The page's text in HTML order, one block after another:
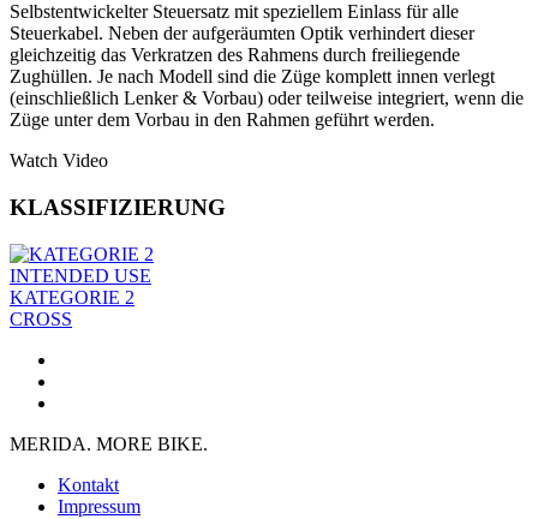
Selbstentwickelter Steuersatz mit speziellem Einlass für alle
Steuerkabel. Neben der aufgeräumten Optik verhindert dieser
gleichzeitig das Verkratzen des Rahmens durch freiliegende
Zughüllen. Je nach Modell sind die Züge komplett innen verlegt
(einschließlich Lenker & Vorbau) oder teilweise integriert, wenn die
Züge unter dem Vorbau in den Rahmen geführt werden.
Watch Video
KLASSIFIZIERUNG
INTENDED USE
KATEGORIE 2
CROSS
MERIDA. MORE BIKE.
Kontakt
Impressum